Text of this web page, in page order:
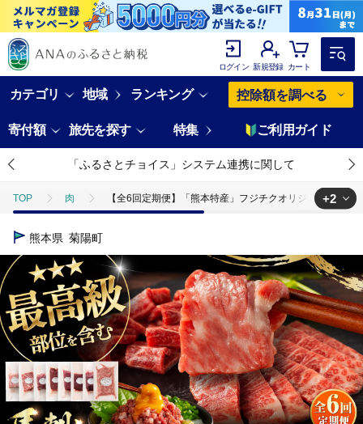
ログイン 新規登録 カート
カテゴリ 地域 ランキング 控除額を調べる
寄付額 旅先を探す 特集 ご利用ガイド
「ふるさとチョイス」システム連携に関して
TOP 肉 【全6回定期便】「熊本特産」フジチクオリジナル 特選
TOP
TOP 肉 馬肉 【全6回定期便】「熊本特産」
+2
熊本県 菊陽町